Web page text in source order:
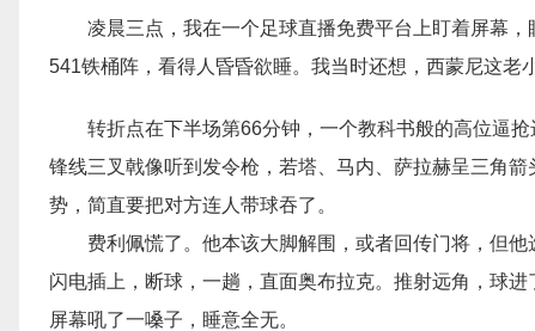
凌晨三点，我在一个足球直播免费平台上盯着屏幕
541铁桶阵，看得人昏昏欲睡。我当时还想，西蒙尼这老
转折点在下半场第66分钟，一个教科书般的高位逼
锋线三叉戟像听到发令枪，若塔、马内、萨拉赫呈三角
势，简直要把对方连人带球吞了。
费利佩慌了。他本该大脚解围，或者回传门将，但
闪电插上，断球，一趟，直面奥布拉克。推射远角，球
屏幕吼了一嗓子，睡意全无。